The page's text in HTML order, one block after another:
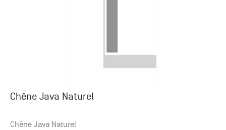
Chêne Java Naturel
Chêne Java Naturel